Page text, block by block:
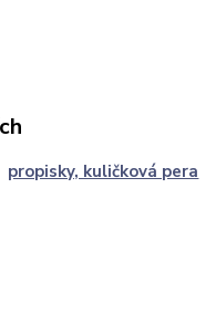
propisky, kuličková pera